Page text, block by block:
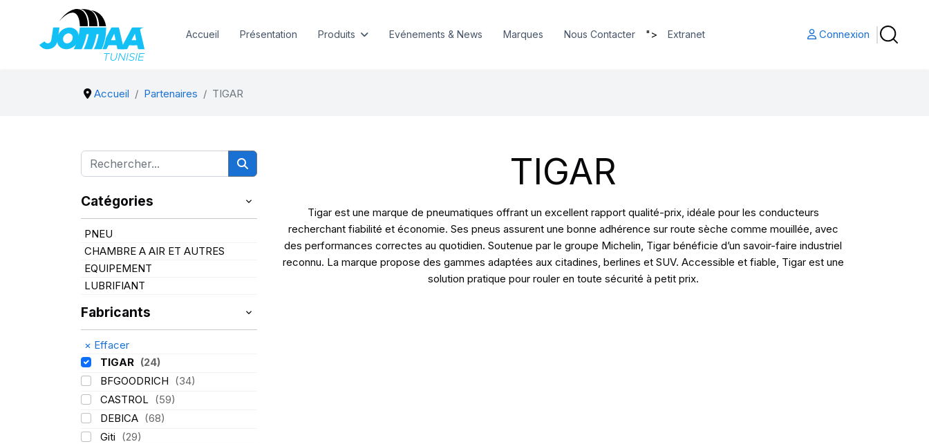
Accueil Présentation Produits Evénements & News Marques Nous Contacter "> Extranet Connexion
Accueil Partenaires TIGAR
Catégories
PNEU
CHAMBRE A AIR ET AUTRES
EQUIPEMENT
LUBRIFIANT
Fabricants
× Effacer
TIGAR (24)
BFGOODRICH (34)
CASTROL (59)
DEBICA (68)
Giti (29)
TIGAR
Tigar est une marque de pneumatiques offrant un excellent rapport qualité-prix, idéale pour les conducteurs
recherchant fiabilité et économie. Ses pneus assurent une bonne adhérence sur route sèche comme mouillée, avec
des performances correctes au quotidien. Soutenue par le groupe Michelin, Tigar bénéficie d’un savoir-faire industriel
reconnu. La marque propose des gammes adaptées aux citadines, berlines et SUV. Accessible et fiable, Tigar est une
solution pratique pour rouler en toute sécurité à petit prix.